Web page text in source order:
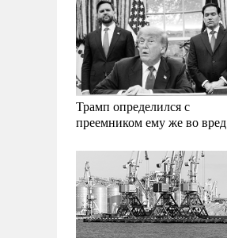
Трамп определился с
преемником ему же во вред